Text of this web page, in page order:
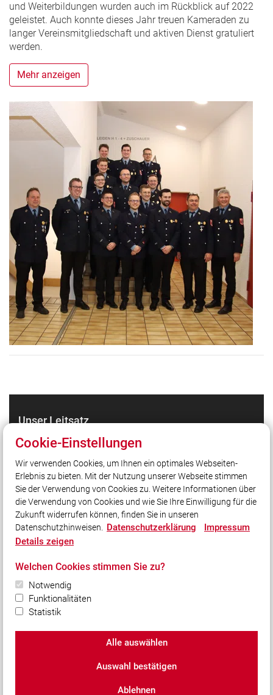
und Weiterbildungen wurden auch im Rückblick auf 2022
geleistet. Auch konnte dieses Jahr treuen Kameraden zu
langer Vereinsmitgliedschaft und aktiven Dienst gratuliert
werden.
Mehr anzeigen
Unser Leitsatz
Gott zur Ehr, dem Nächsten zur Wehr.
Quicklinks
Intern
Social Media
Bleiben Sie mit uns in Kontakt und vernetzen Sie sich
mit uns!
© 2026 Freiwillige Feuerwehr Winhöring e.V.
Datenschutz|Cookie-Einstellungen
Cookie-Einstellungen
Wir verwenden Cookies, um Ihnen ein optimales Webseiten-
Erlebnis zu bieten. Mit der Nutzung unserer Webseite stimmen
Sie der Verwendung von Cookies zu. Weitere Informationen über
die Verwendung von Cookies und wie Sie Ihre Einwilligung für die
Zukunft widerrufen können, finden Sie in unseren
Datenschutzhinweisen. Datenschutzerklärung
Impressum
Details zeigen
Welchen Cookies stimmen Sie zu?
Notwendig
Funktionalitäten
Statistik
Alle auswählen
Auswahl bestätigen
Ablehnen